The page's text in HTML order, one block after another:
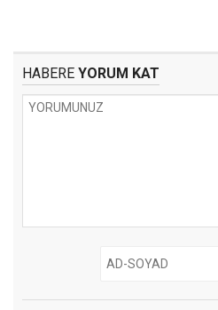
HABERE YORUM KAT